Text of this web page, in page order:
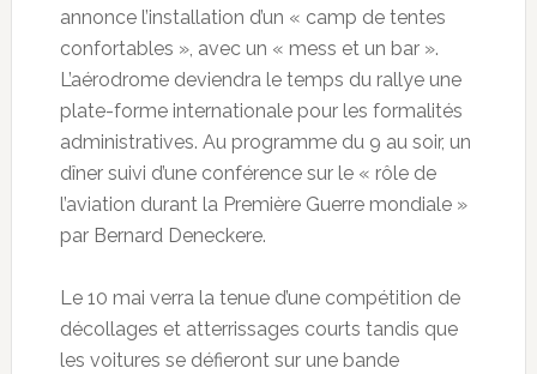
annonce l’installation d’un « camp de tentes
confortables », avec un « mess et un bar ».
L’aérodrome deviendra le temps du rallye une
plate-forme internationale pour les formalités
administratives. Au programme du 9 au soir, un
dîner suivi d’une conférence sur le « rôle de
l’aviation durant la Première Guerre mondiale »
par Bernard Deneckere.
Le 10 mai verra la tenue d’une compétition de
décollages et atterrissages courts tandis que
les voitures se défieront sur une bande